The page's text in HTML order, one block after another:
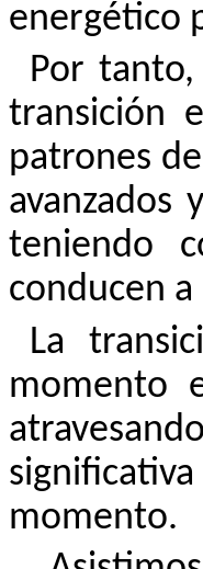
energético
Por
transición
patrones
avanzados
teniendo
conducen a
La
momento
momento.